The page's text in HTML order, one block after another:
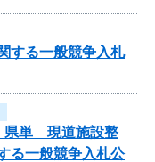
する一般競争入札
県単 現道施設整
る一般競争入札公